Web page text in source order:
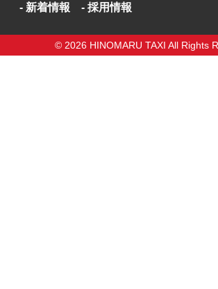
新着情報
採用情報
© 2026 HINOMARU TAXI All Rights